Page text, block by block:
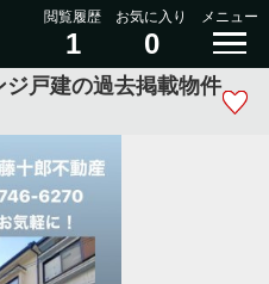
閲覧履歴
1
お気に入り
0
メニュー
戸建の過去掲載物件